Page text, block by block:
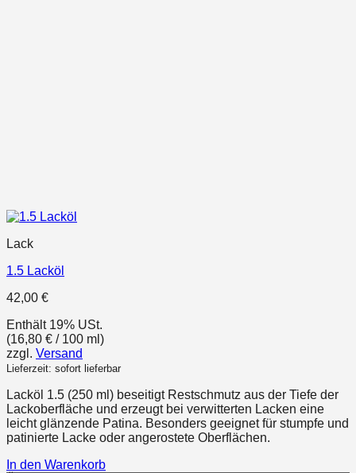
Lack
1.5 Lacköl
42,00 €
Enthält 19% USt.
(16,80 € / 100 ml)
zzgl. Versand
Lieferzeit: sofort lieferbar
Lacköl 1.5 (250 ml) beseitigt Restschmutz aus der Tiefe der
Lackoberfläche und erzeugt bei verwitterten Lacken eine
leicht glänzende Patina. Besonders geeignet für stumpfe und
patinierte Lacke oder angerostete Oberflächen.
In den Warenkorb